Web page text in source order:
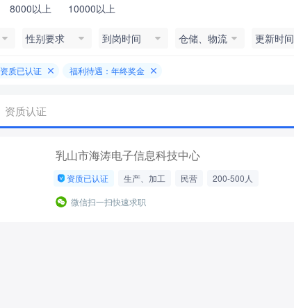
8000以上 10000以上
性别要求 到岗时间 仓储、物流 更新时间
资质已认证 福利待遇：年终奖金
资质认证
乳山市海涛电子信息科技中心
资质已认证 生产、加工 民营 200-500人
微信扫一扫快速求职